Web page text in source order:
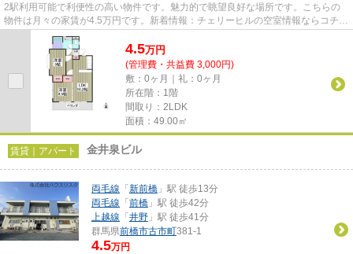
2駅利用可能で利便性の高い物件です。魅力的で眺望良好な場所です。こちらの
物件は月々の家賃が4.5万円です。新着情報：チェリーヒルの空室情報ならコチ
ラ。前橋市エリアにある賃貸情...
4.5万円
(管理費・共益費 3,000円)
敷：0ヶ月｜礼：0ヶ月
所在階：1階
間取り：2LDK
面積：49.00㎡
賃貸｜アパート 金井泉ビル
両毛線 「 新前橋 」駅 徒歩13分
両毛線 「 前橋 」駅 徒歩42分
上越線 「 井野 」駅 徒歩41分
群馬県前橋市古市町381-1
4.5万円